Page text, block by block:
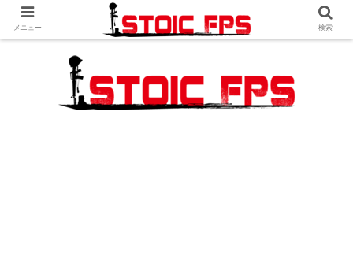
メニュー 検索